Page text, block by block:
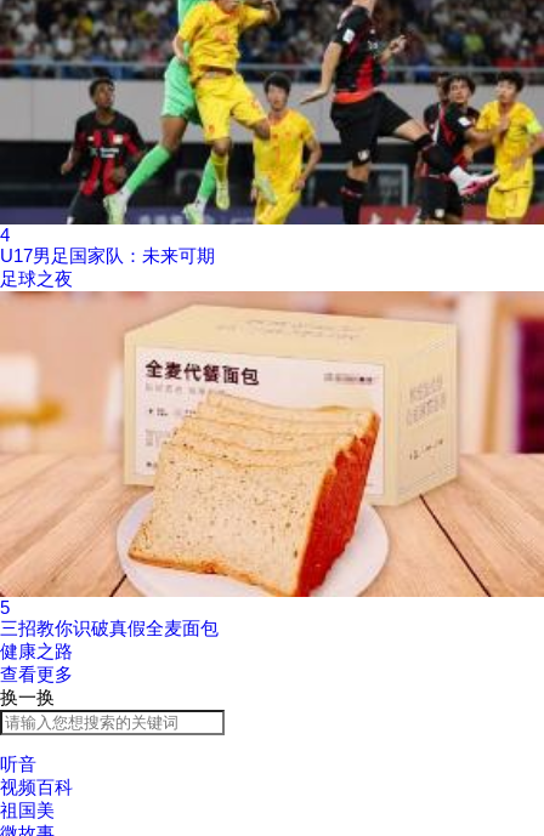
4
U17男足国家队：未来可期
足球之夜
5
三招教你识破真假全麦面包
健康之路
查看更多
换一换
听音
视频百科
祖国美